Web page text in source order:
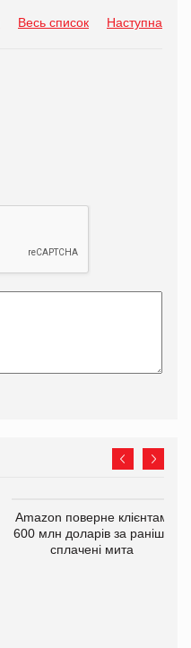
Весь список Наступна
Amazon поверне клієнтам
600 млн доларів за раніше
сплачені мита